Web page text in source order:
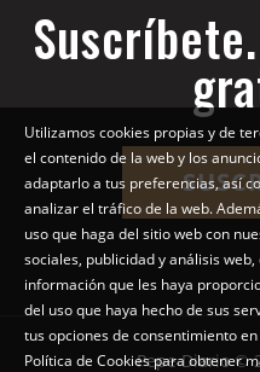
Pepe Diario ©
Utilizamos cookies propias y de
el contenido de la web y los
adaptarlo a tus preferencias, así
analizar el tráfico de la web.
uso que haga del sitio web con
sociales, publicidad y análisis
información que les haya
del uso que haya hecho de sus
tus opciones de consentimiento
Política de Cookies para obtener